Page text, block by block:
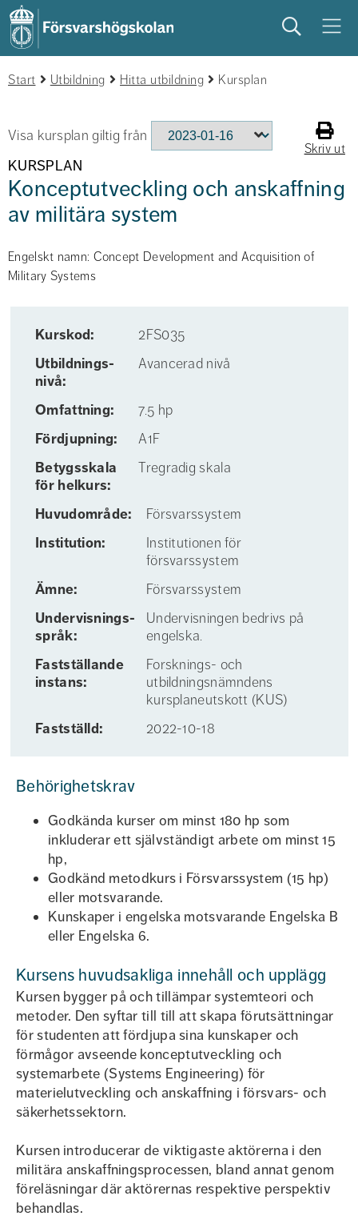
Sök Meny
studera på campus studentliv
Start Utbildning Hitta utbildning Kursplan
Skriv ut
Visa kursplan giltig från
KURSPLAN
Konceptutveckling och anskaffning
av militära system
Engelskt namn: Concept Development and Acquisition of
Military Systems
Kurskod:
2FS035
Utbildnings­
nivå:
Avancerad nivå
Omfattning:
7.5 hp
Fördjupning:
A1F
Betygs­skala
för helkurs:
Tregradig skala
Huvudområde:
Försvarssystem
Institution:
Institutionen för
försvarssystem
Ämne:
Försvarssystem
Undervisnings­
språk:
Undervisningen bedrivs på
engelska.
Fastställande
instans:
Forsknings- och
utbildningsnämndens
kursplaneutskott (KUS)
Fastställd:
2022-10-18
Behörighetskrav
Godkända kurser om minst 180 hp som
inkluderar ett självständigt arbete om minst 15
hp,
Godkänd metodkurs i Försvarssystem (15 hp)
eller motsvarande.
Kunskaper i engelska motsvarande Engelska B
eller Engelska 6.
Kursens huvudsakliga innehåll och upplägg
Kursen bygger på och tillämpar systemteori och
metoder. Den syftar till till att skapa förutsättningar
för studenten att fördjupa sina kunskaper och
förmågor avseende konceptutveckling och
systemarbete (Systems Engineering) för
materielutveckling och anskaffning i försvars- och
säkerhetssektorn.
Kursen introducerar de viktigaste aktörerna i den
militära anskaffningsprocessen, bland annat genom
föreläsningar där aktörernas respektive perspektiv
behandlas.